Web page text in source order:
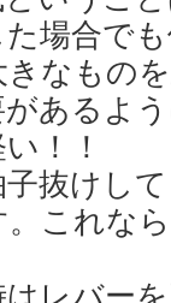
た場合で
きなもの
があるよ
！！
抜けし
。これな